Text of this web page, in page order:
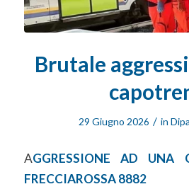
Brutale
29 Giugno 2026 / in
AGGRESSIONE AD UNA
FRECCIAROSSA 8882